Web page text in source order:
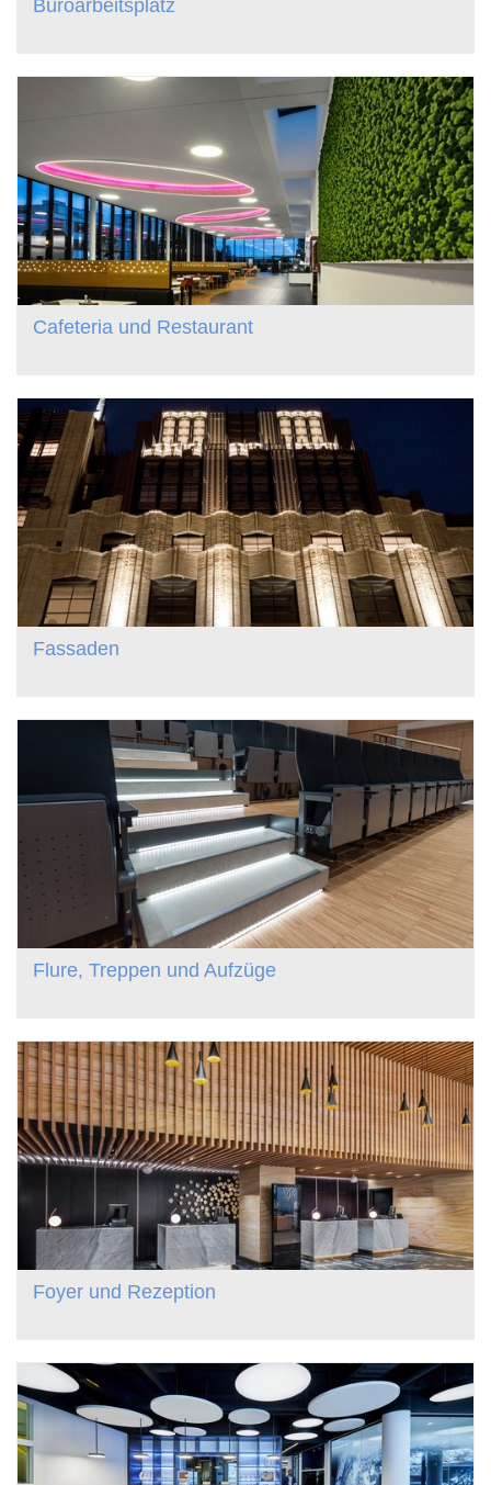
Büroarbeitsplatz
Cafeteria und Restaurant
Fassaden
Flure, Treppen und Aufzüge
Foyer und Rezeption